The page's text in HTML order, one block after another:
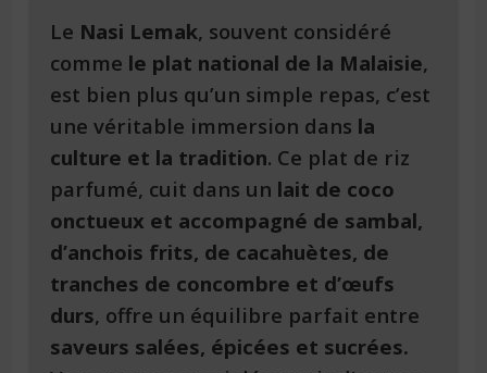
Le Nasi Lemak, souvent considéré
comme le plat national de la Malaisie,
est bien plus qu’un simple repas, c’est
une véritable immersion dans la
culture et la tradition. Ce plat de riz
parfumé, cuit dans un lait de coco
onctueux et accompagné de sambal,
d’anchois frits, de cacahuètes, de
tranches de concombre et d’œufs
durs, offre un équilibre parfait entre
saveurs salées, épicées et sucrées.